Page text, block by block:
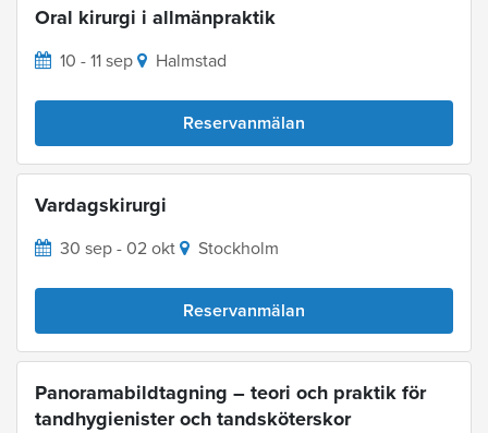
Oral kirurgi i allmänpraktik
10 - 11 sep Halmstad
Reservanmälan
Vardagskirurgi
30 sep - 02 okt Stockholm
Reservanmälan
Panoramabildtagning – teori och praktik för
tandhygienister och tandsköterskor